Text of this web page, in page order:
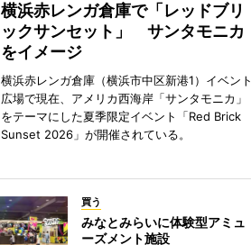
横浜赤レンガ倉庫で「レッドブリ
ックサンセット」 サンタモニカ
をイメージ
横浜赤レンガ倉庫（横浜市中区新港1）イベント
広場で現在、アメリカ西海岸「サンタモニカ」
をテーマにした夏季限定イベント「Red Brick
Sunset 2026」が開催されている。
買う
みなとみらいに体験型アミュ
ーズメント施設